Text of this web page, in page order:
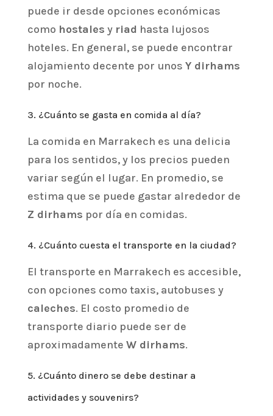
puede ir desde opciones económicas
como hostales y riad hasta lujosos
hoteles. En general, se puede encontrar
alojamiento decente por unos Y dirhams
por noche.
3. ¿Cuánto se gasta en comida al día?
La comida en Marrakech es una delicia
para los sentidos, y los precios pueden
variar según el lugar. En promedio, se
estima que se puede gastar alrededor de
Z dirhams por día en comidas.
4. ¿Cuánto cuesta el transporte en la ciudad?
El transporte en Marrakech es accesible,
con opciones como taxis, autobuses y
caleches. El costo promedio de
transporte diario puede ser de
aproximadamente W dirhams.
5. ¿Cuánto dinero se debe destinar a
actividades y souvenirs?